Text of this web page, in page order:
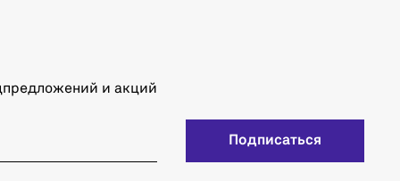
и акций
Подписаться